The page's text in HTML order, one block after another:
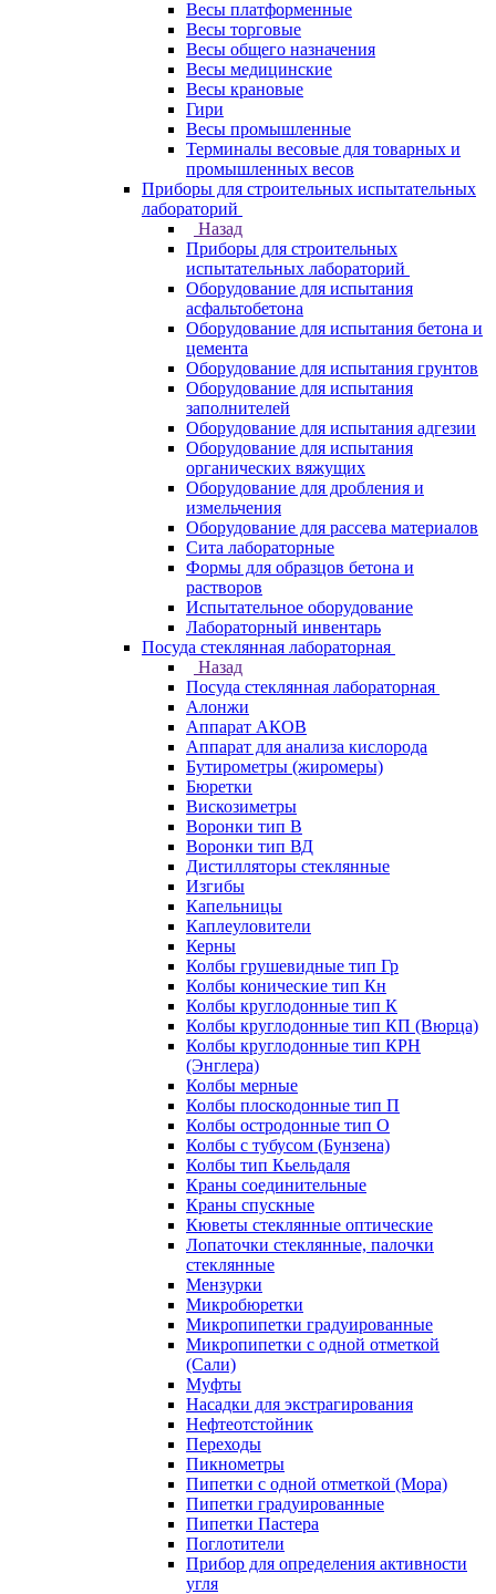
Весы платформенные
Весы торговые
Весы общего назначения
Весы медицинские
Весы крановые
Гири
Весы промышленные
Терминалы весовые для товарных и
промышленных весов
Приборы для строительных испытательных
лабораторий
Назад
Приборы для строительных
испытательных лабораторий
Оборудование для испытания
асфальтобетона
Оборудование для испытания бетона и
цемента
Оборудование для испытания грунтов
Оборудование для испытания
заполнителей
Оборудование для испытания адгезии
Оборудование для испытания
органических вяжущих
Оборудование для дробления и
измельчения
Оборудование для рассева материалов
Сита лабораторные
Формы для образцов бетона и
растворов
Испытательное оборудование
Лабораторный инвентарь
Посуда стеклянная лабораторная
Назад
Посуда стеклянная лабораторная
Алонжи
Аппарат АКОВ
Аппарат для анализа кислорода
Бутирометры (жиромеры)
Бюретки
Вискозиметры
Воронки тип В
Воронки тип ВД
Дистилляторы стеклянные
Изгибы
Капельницы
Каплеуловители
Керны
Колбы грушевидные тип Гр
Колбы конические тип Кн
Колбы круглодонные тип К
Колбы круглодонные тип КП (Вюрца)
Колбы круглодонные тип КРН
(Энглера)
Колбы мерные
Колбы плоскодонные тип П
Колбы остродонные тип О
Колбы с тубусом (Бунзена)
Колбы тип Кьельдаля
Краны соединительные
Краны спускные
Кюветы стеклянные оптические
Лопаточки стеклянные, палочки
стеклянные
Мензурки
Микробюретки
Микропипетки градуированные
Микропипетки с одной отметкой
(Сали)
Муфты
Насадки для экстрагирования
Нефтеотстойник
Переходы
Пикнометры
Пипетки с одной отметкой (Мора)
Пипетки градуированные
Пипетки Пастера
Поглотители
Прибор для определения активности
угля